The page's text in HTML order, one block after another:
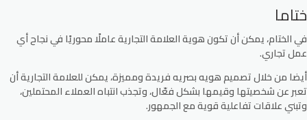
ختاما
في الختام، يمكن أن تكون هوية العلامة التجارية عاملًا محوريًا في نجاح أي
عمل تجاري.
أيضا من خلال تصميم هويه بصريه فريدة ومميزة، يمكن للعلامة التجارية أن
تعبر عن شخصيتها وقيمها بشكل فعّال، وتجذب انتباه العملاء المحتملين،
وتبني علاقات تفاعلية قوية مع الجمهور.